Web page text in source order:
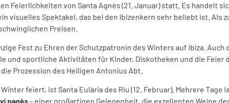
Feierlichkeiten von Santa Agnès (21. Januar) statt. Es handelt
visuelles Spektakel, das bei den Ibizenkern sehr beliebt ist. Als
Preisen.
Fest zu Ehren der Schutzpatronin des Winters auf Ibiza. Auch
und sportliche Aktivitäten für Kinder, Diskotheken und die Feier
Prozession des Heiligen Antonius Abt.
feiert, ist Santa Eulària des Riu (12. Februar). Mehrere Tage
pagès– einer großartigen Gelegenheit, die exzellenten Weine